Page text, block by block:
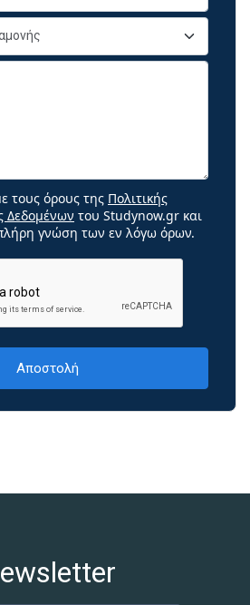
τους όρους της Πολιτικής
Δεδομένων του Studynow.gr και
γνώση των εν λόγω όρων.